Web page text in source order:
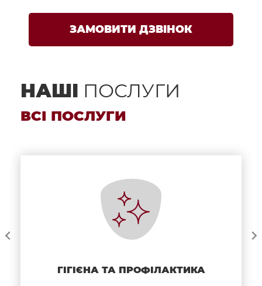
ЗАМОВИТИ ДЗВІНОК
НАШІ ПОСЛУГИ
ВСІ ПОСЛУГИ
ГІГІЄНА ТА ПРОФІЛАКТИКА